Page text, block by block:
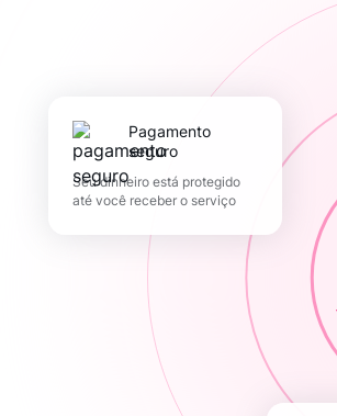
pagamento
seguro
Seu dinheiro está protegido
até você receber o serviço